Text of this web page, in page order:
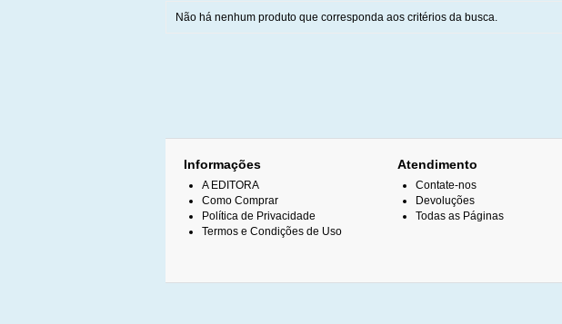
Não há nenhum produto que corresponda aos critérios da busca.
Informações
A EDITORA
Como Comprar
Política de Privacidade
Termos e Condições de Uso
Atendimento
Contate-nos
Devoluções
Todas as Páginas